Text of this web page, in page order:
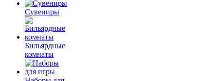
Сувениры
Бильярдные
комнаты